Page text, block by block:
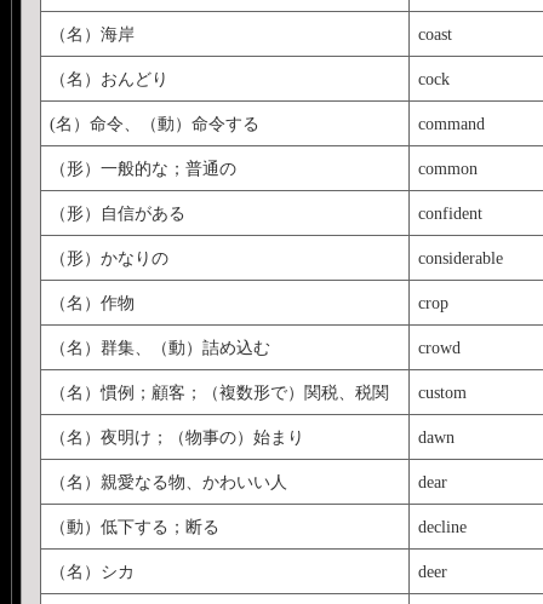
（名）海岸 coast
（名）おんどり cock
(名）命令、（動）命令する command
（形）一般的な；普通の common
（形）自信がある confident
（形）かなりの considerable
（名）作物 crop
（名）群集、（動）詰め込む crowd
（名）慣例；顧客；（複数形で）関税、税関 custom
（名）夜明け；（物事の）始まり dawn
（名）親愛なる物、かわいい人 dear
（動）低下する；断る decline
（名）シカ deer